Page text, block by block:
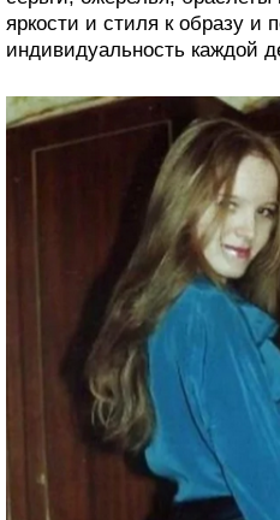
яркости и стиля к образу и
индивидуальность каждой